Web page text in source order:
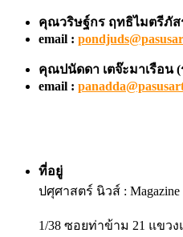
คุณวริษฐ์กร ฤทธิไมตรีภัส
email :
คุณปนัดดา เตจ๊ะมาเรือน (
email :
ที่อยู่
ปศุศาสตร์ นิวส์ :
1/38 ซอยท่าข้าม 21 แขว